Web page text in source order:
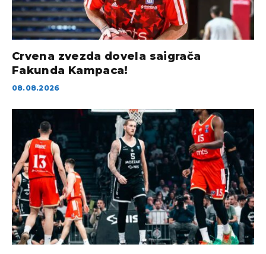
Crvena zvezda dovela saigrača
Fakunda Kampaca!
08.08.2026